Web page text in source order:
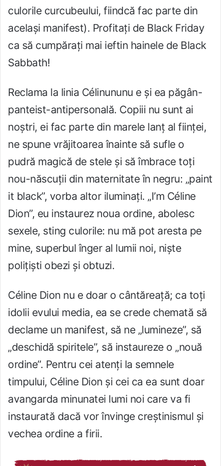
culorile curcubeului, fiindcă fac parte din
același manifest). Profitați de Black Friday
ca să cumpărați mai ieftin hainele de Black
Sabbath!
Reclama la linia Célinununu e și ea păgân-
panteist-antipersonală. Copiii nu sunt ai
noștri, ei fac parte din marele lanț al ființei,
ne spune vrăjitoarea înainte să sufle o
pudră magică de stele și să îmbrace toți
nou-născuții din maternitate în negru: „paint
it black”, vorba altor iluminați. „I’m Céline
Dion”, eu instaurez noua ordine, abolesc
sexele, sting culorile: nu mă pot aresta pe
mine, superbul înger al lumii noi, niște
polițiști obezi și obtuzi.
Céline Dion nu e doar o cântăreață; ca toți
idolii evului media, ea se crede chemată să
declame un manifest, să ne „lumineze”, să
„deschidă spiritele”, să instaureze o „nouă
ordine”. Pentru cei atenți la semnele
timpului, Céline Dion și cei ca ea sunt doar
avangarda minunatei lumi noi care va fi
instaurată dacă vor învinge creștinismul și
vechea ordine a firii.